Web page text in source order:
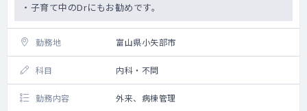
・子育て中のDrにもお勧めです。
勤務地 富山県小矢部市
科目 内科・不問
勤務内容 外来、病棟管理